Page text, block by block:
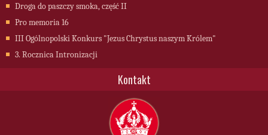
Droga do paszczy smoka, część II
Pro memoria 16
III Ogólnopolski Konkurs "Jezus Chrystus naszym Królem"
3. Rocznica Intronizacji
Kontakt